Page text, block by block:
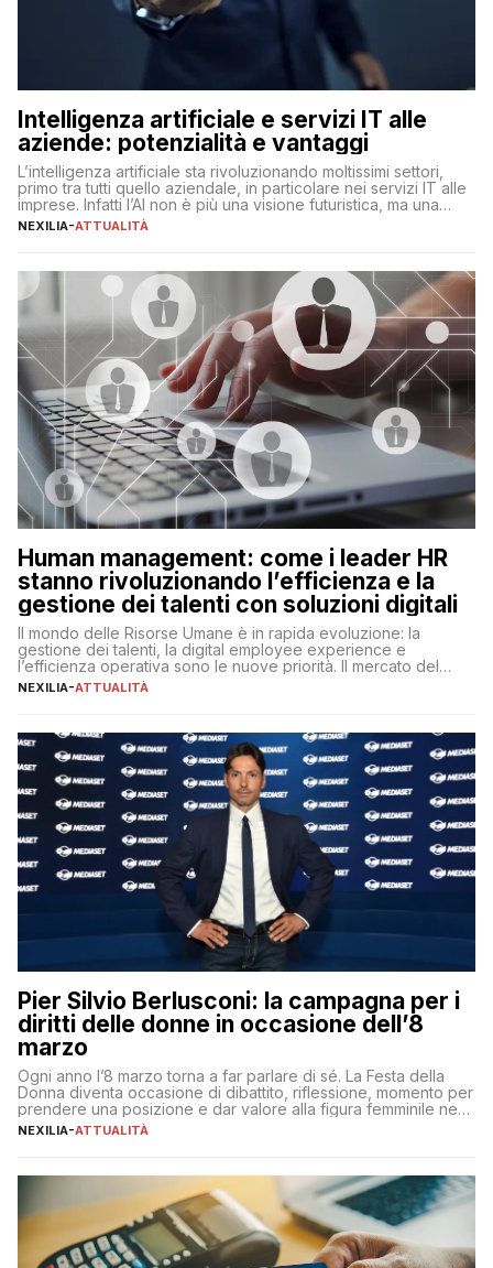
Intelligenza artificiale e servizi IT alle
aziende: potenzialità e vantaggi
L’intelligenza artificiale sta rivoluzionando moltissimi settori,
primo tra tutti quello aziendale, in particolare nei servizi IT alle
imprese. Infatti l’AI non è più una visione futuristica, ma una
realtà operativa che sta portando a un cambio significativo in
operazioni, bensì comporta […]
NEXILIA-ATTUALITÀ
Human management: come i leader HR
stanno rivoluzionando l’efficienza e la
gestione dei talenti con soluzioni digitali
Il mondo delle Risorse Umane è in rapida evoluzione: la
gestione dei talenti, la digital employee experience e
l’efficienza operativa sono le nuove priorità. Il mercato del
lavoro, d’altra parte, è sempre più competitivo con una lotta
NEXILIA-ATTUALITÀ
Pier Silvio Berlusconi: la campagna per i
diritti delle donne in occasione dell’8
marzo
Ogni anno l’8 marzo torna a far parlare di sé. La Festa della
Donna diventa occasione di dibattito, riflessione, momento per
prendere una posizione e dar valore alla figura femminile nella
sua complessità e crucialità. A lanciare un messaggio “forte e
NEXILIA-ATTUALITÀ